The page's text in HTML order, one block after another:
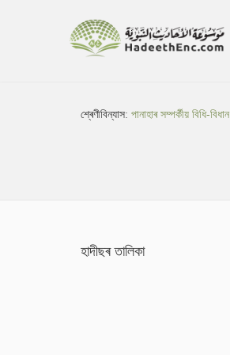
শ্ৰেণীবিন্যাস:পানাহাৰ সম্পৰ্কীয় বিধি-বিধান
হাদীছৰ তালিকা